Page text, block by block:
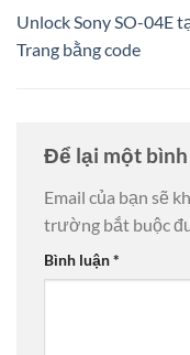
Unlock Sony SO-04E
Trang bằng code
Để lại một
Email của bạn sẽ
trường bắt buộc
Bình luận*